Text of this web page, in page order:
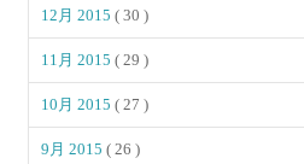
12月 2015( 30 )
11月 2015( 29 )
10月 2015( 27 )
9月 2015( 26 )